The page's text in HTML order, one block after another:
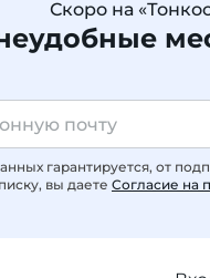
Скоро на
гарантируется, от
вы даете Согласие на